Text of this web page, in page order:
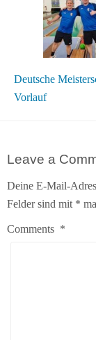
Deutsche
Vorlauf
Leave a
Deine E-Mail-
Felder sind mit *
Comments *